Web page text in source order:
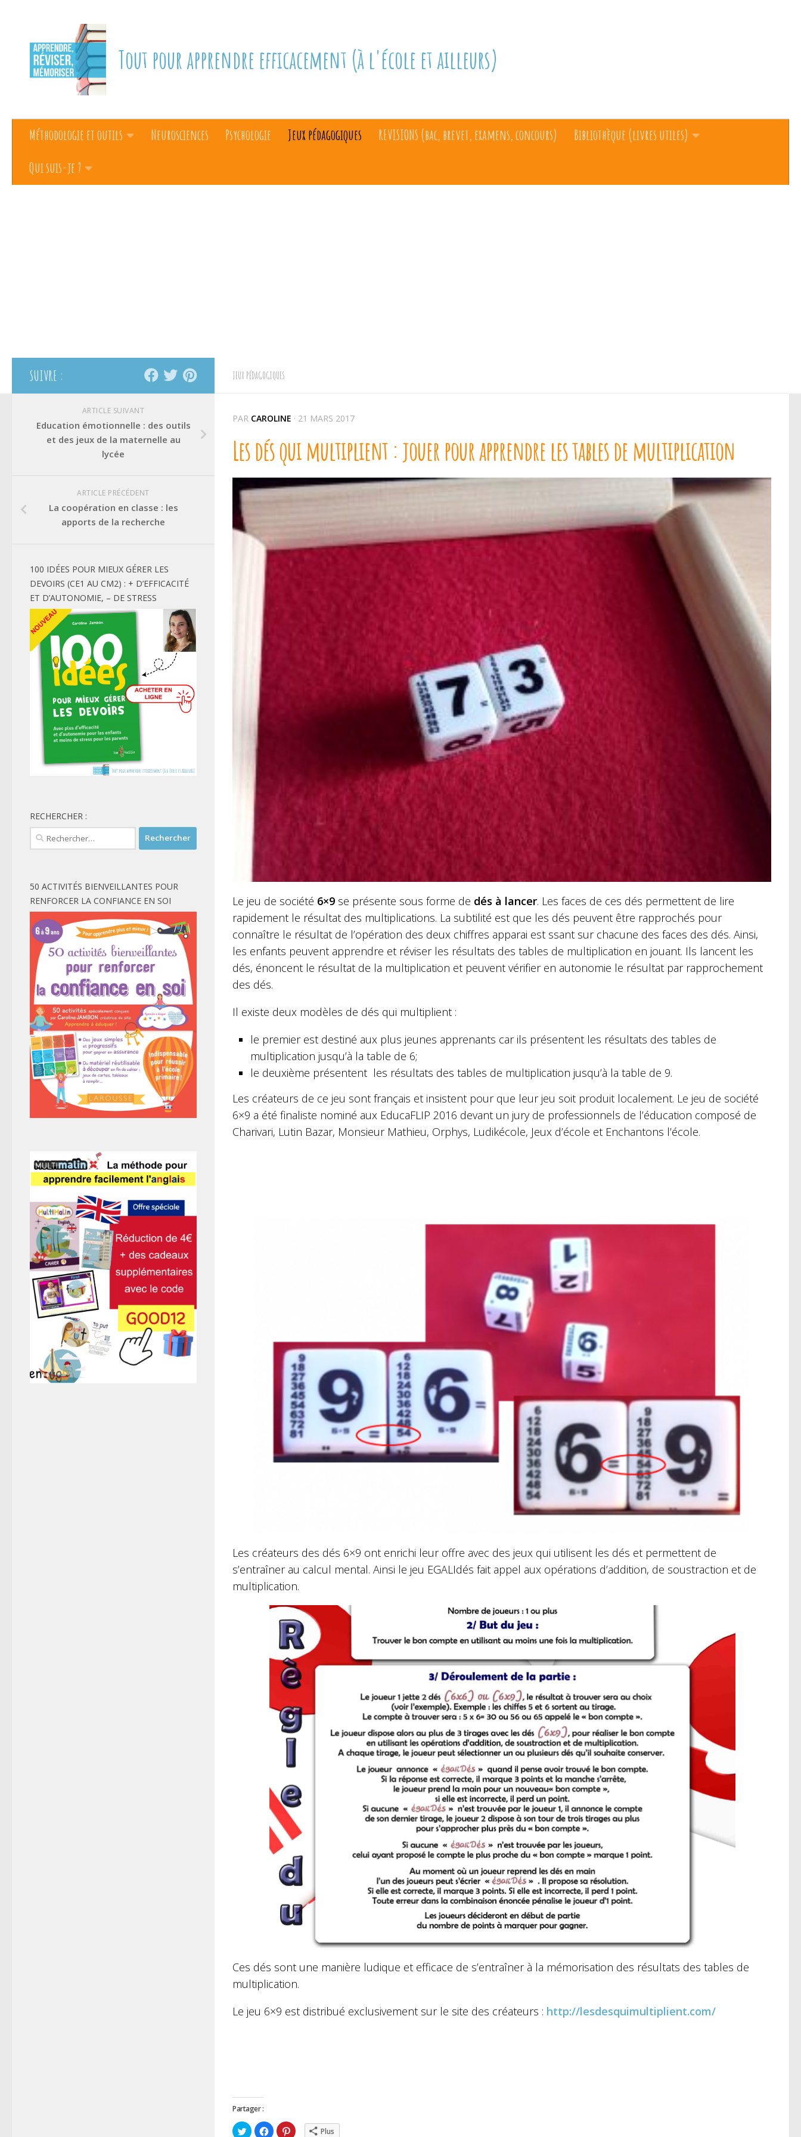
Tout pour apprendre efficacement (à l'école et ailleurs)
Méthodologie et outils Neurosciences Psychologie Jeux pédagogiques REVISIONS (bac, brevet, examens, concours)
Bibliothèque (livres utiles)
Qui suis-je ?
JEUX PÉDAGOGIQUES
PAR CAROLINE · 21 MARS 2017
Les dés qui multiplient : jouer pour apprendre les tables de multiplication
Le jeu de société 6×9 se présente sous forme de dés à lancer. Les faces de ces dés permettent de lire
rapidement le résultat des multiplications. La subtilité est que les dés peuvent être rapprochés pour
connaître le résultat de l’opération des deux chiffres apparai est ssant sur chacune des faces des dés. Ainsi,
les enfants peuvent apprendre et réviser les résultats des tables de multiplication en jouant. Ils lancent les
dés, énoncent le résultat de la multiplication et peuvent vérifier en autonomie le résultat par rapprochement
des dés.
Il existe deux modèles de dés qui multiplient :
le premier est destiné aux plus jeunes apprenants car ils présentent les résultats des tables de
multiplication jusqu’à la table de 6;
le deuxième présentent les résultats des tables de multiplication jusqu’à la table de 9.
Les créateurs de ce jeu sont français et insistent pour que leur jeu soit produit localement. Le jeu de société
6×9 a été finaliste nominé aux EducaFLIP 2016 devant un jury de professionnels de l’éducation composé de
Charivari, Lutin Bazar, Monsieur Mathieu, Orphys, Ludikécole, Jeux d’école et Enchantons l’école.
Les créateurs des dés 6×9 ont enrichi leur offre avec des jeux qui utilisent les dés et permettent de
s’entraîner au calcul mental. Ainsi le jeu EGALIdés fait appel aux opérations d’addition, de soustraction et de
multiplication.
Ces dés sont une manière ludique et efficace de s’entraîner à la mémorisation des résultats des tables de
multiplication.
Le jeu 6×9 est distribué exclusivement sur le site des créateurs : http://lesdesquimultiplient.com/
Partager :
CliquezCliquezCliquez Plus
SUIVRE :
ARTICLE SUIVANT
Education émotionnelle : des outils
et des jeux de la maternelle au
lycée
ARTICLE PRÉCÉDENT
La coopération en classe : les
apports de la recherche
100 IDÉES POUR MIEUX GÉRER LES
DEVOIRS (CE1 AU CM2) : + D’EFFICACITÉ
ET D’AUTONOMIE, – DE STRESS
RECHERCHER :
Rechercher :
50 ACTIVITÉS BIENVEILLANTES POUR
RENFORCER LA CONFIANCE EN SOI